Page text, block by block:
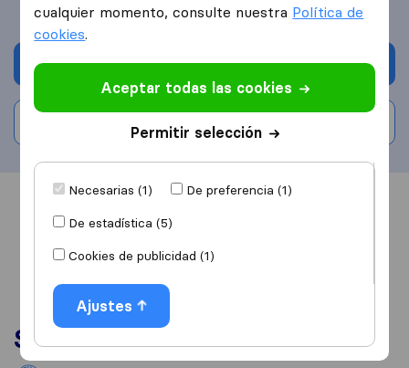
Solicita Presupuestos
Escribe una valoración
Información
Servicios
cualquier momento, consulte nuestra Política de
cookies.
Aceptar todas las cookies
Permitir selección
Necesarias (1)
De preferencia (1)
De estadística (5)
Cookies de publicidad (1)
Ajustes